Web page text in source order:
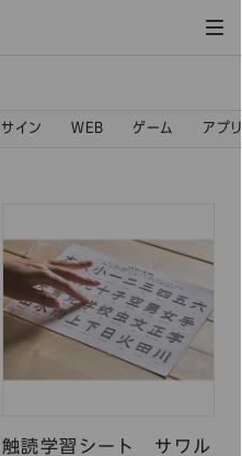
サイン WEB ゲーム アプ
触読学習シート サワル